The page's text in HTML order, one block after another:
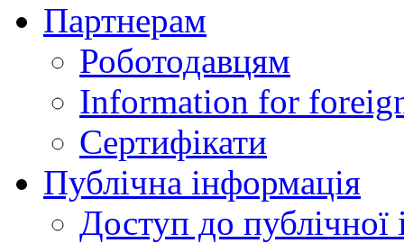
Партнерам
Роботодавцям
Information for
Сертифікати
Публічна інформація
Доступ до публічної